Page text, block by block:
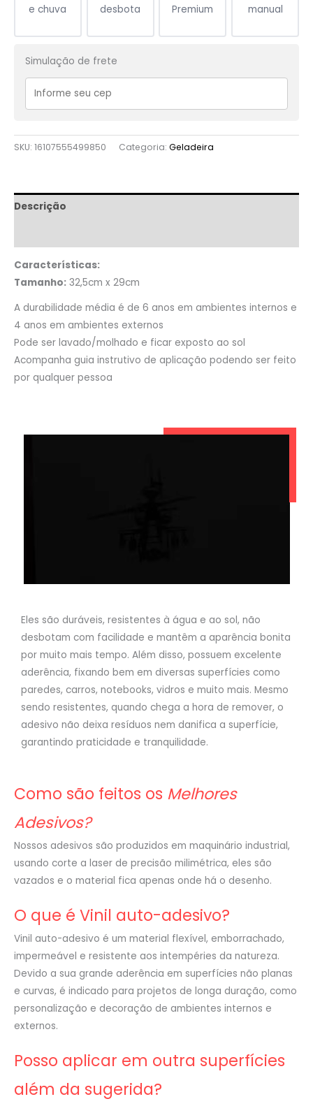
e chuva
desbota
Premium
manual
Simulação de frete
SKU: 16107555499850 Categoria: Geladeira
Descrição
Características:
Tamanho: 32,5cm x 29cm
A durabilidade média é de 6 anos em ambientes internos e
4 anos em ambientes externos
Pode ser lavado/molhado e ficar exposto ao sol
Acompanha guia instrutivo de aplicação podendo ser feito
por qualquer pessoa
Eles são duráveis, resistentes à água e ao sol, não
desbotam com facilidade e mantêm a aparência bonita
por muito mais tempo. Além disso, possuem excelente
aderência, fixando bem em diversas superfícies como
paredes, carros, notebooks, vidros e muito mais. Mesmo
sendo resistentes, quando chega a hora de remover, o
adesivo não deixa resíduos nem danifica a superfície,
garantindo praticidade e tranquilidade.
Como são feitos os Melhores
Adesivos?
Nossos adesivos são produzidos em maquinário industrial,
usando corte a laser de precisão milimétrica, eles são
vazados e o material fica apenas onde há o desenho.
O que é Vinil auto-adesivo?
Vinil auto-adesivo é um material flexível, emborrachado,
impermeável e resistente aos intempéries da natureza.
Devido a sua grande aderência em superfícies não planas
e curvas, é indicado para projetos de longa duração, como
personalização e decoração de ambientes internos e
externos.
Posso aplicar em outra superfícies
além da sugerida?